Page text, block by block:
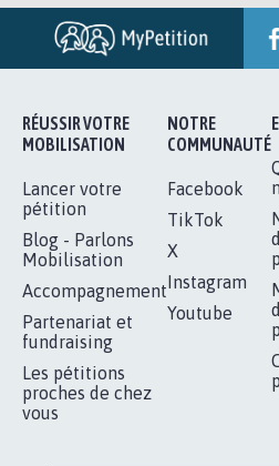
RÉUSSIR VOTRE
MOBILISATION
Lancer votre
pétition
Blog - Parlons
Mobilisation
Accompagnement
Partenariat et
fundraising
Les pétitions
proches de chez
vous
NOTRE
COMMUNAUTÉ
Facebook
TikTok
X
Instagram
Youtube